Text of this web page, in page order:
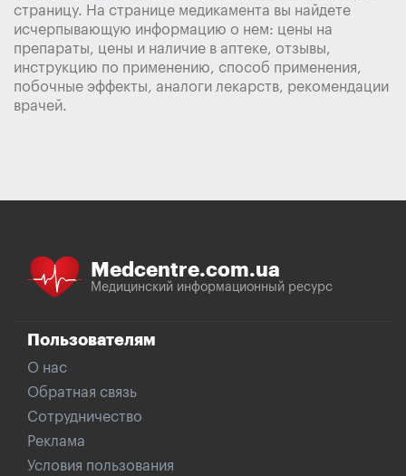
страницу. На странице медикамента вы найдете
исчерпывающую информацию о нем: цены на
препараты, цены и наличие в аптеке, отзывы,
инструкцию по применению, способ применения,
побочные эффекты, аналоги лекарств, рекомендации
врачей.
Medcentre.com.ua
Медицинский информационный ресурс
Пользователям
О нас
Обратная связь
Сотрудничество
Реклама
Условия пользования